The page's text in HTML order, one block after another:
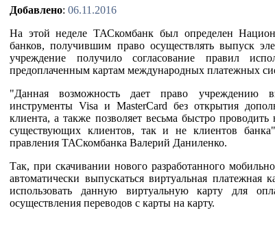
Добавлено: 06.11.2016
На этой неделе ТАСкомбанк был определен
банков, получившим право осуществлять выпуск
учреждение получило согласование правил
предоплаченным картам международных платежных
"Данная возможность дает право учреждению
инструменты Visa и MasterCard без открытия
клиента, а также позволяет весьма быстро
существующих клиентов, так и не клиентов
правления ТАСкомбанка Валерий Даниленко.
Так, при скачивании нового разработанного
автоматически выпускаться виртуальная платежная
использовать данную виртуальную карту для
осуществления переводов с карты на карту.